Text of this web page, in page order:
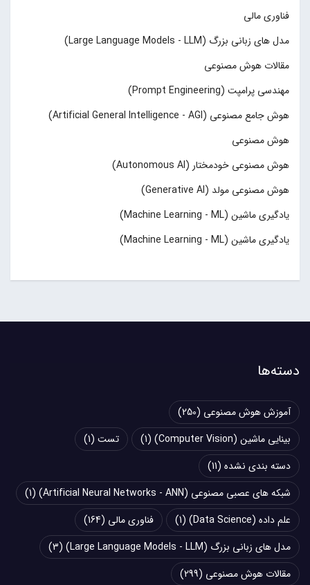
فناوری مالی
مدل های زبانی بزرگ (Large Language Models - LLM)
مقالات هوش مصنوعی
مهندسی پرامپت (Prompt Engineering)
هوش جامع مصنوعی (Artificial General Intelligence - AGI)
هوش مصنوعی
هوش مصنوعی خودمختار (Autonomous AI)
هوش مصنوعی مولد (Generative AI)
یادگیری ماشین (Machine Learning - ML)
یادگیری ماشین (Machine Learning - ML)
دسته‌ها
آموزش هوش مصنوعی (250)
بینایی ماشین (Computer Vision)
(1) تست (1)
دسته بندی نشده (11)
شبکه های عصبی مصنوعی (Artificial Neural Networks - ANN)
(1)
علم داده (Data Science)
(1) فناوری مالی (164)
مدل های زبانی بزرگ (Large Language Models - LLM)
(3)
مقالات هوش مصنوعی (299)